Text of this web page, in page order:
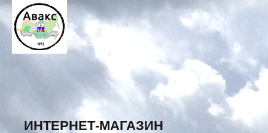
ИНТЕРНЕТ-МАГАЗИН